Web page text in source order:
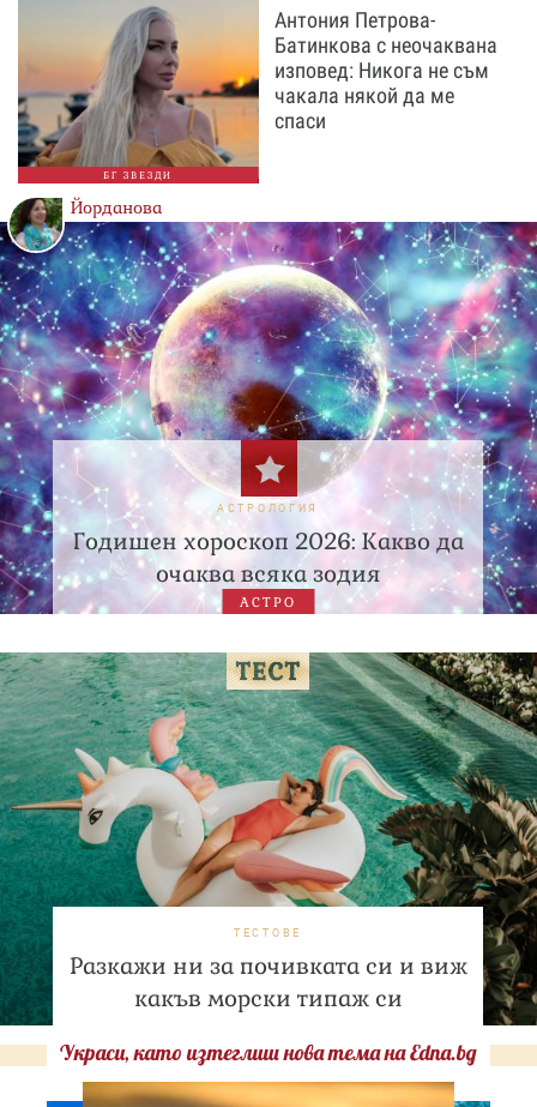
БГ ЗВЕЗДИ
Антония Петрова-
Батинкова с неочаквана
изповед: Никога не съм
чакала някой да ме
спаси
Йорданова
АСТРОЛОГИЯ
Годишен хороскоп 2026: Какво да
очаква всяка зодия
АСТРО
ТЕСТОВЕ
Разкажи ни за почивката си и виж
какъв морски типаж си
Украси, като изтеглиш нова тема на Edna.bg